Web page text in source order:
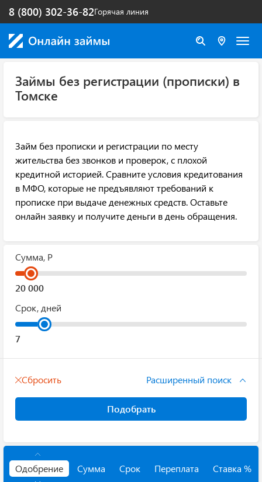
Горячая линия
8 (800) 302-36-82
Займы без регистрации (прописки) в
Томске
Займ без прописки и регистрации по месту
жительства без звонков и проверок, с плохой
кредитной историей. Сравните условия кредитования
в МФО, которые не предъявляют требований к
прописке при выдаче денежных средств. Оставьте
онлайн заявку и получите деньги в день обращения.
Сумма, Р
Срок, дней
Сбросить Расширенный поиск
Подобрать
Одобрение Сумма Срок Переплата Ставка %